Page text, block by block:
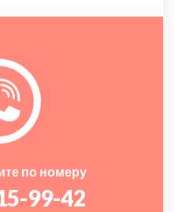
по номеру
99-42